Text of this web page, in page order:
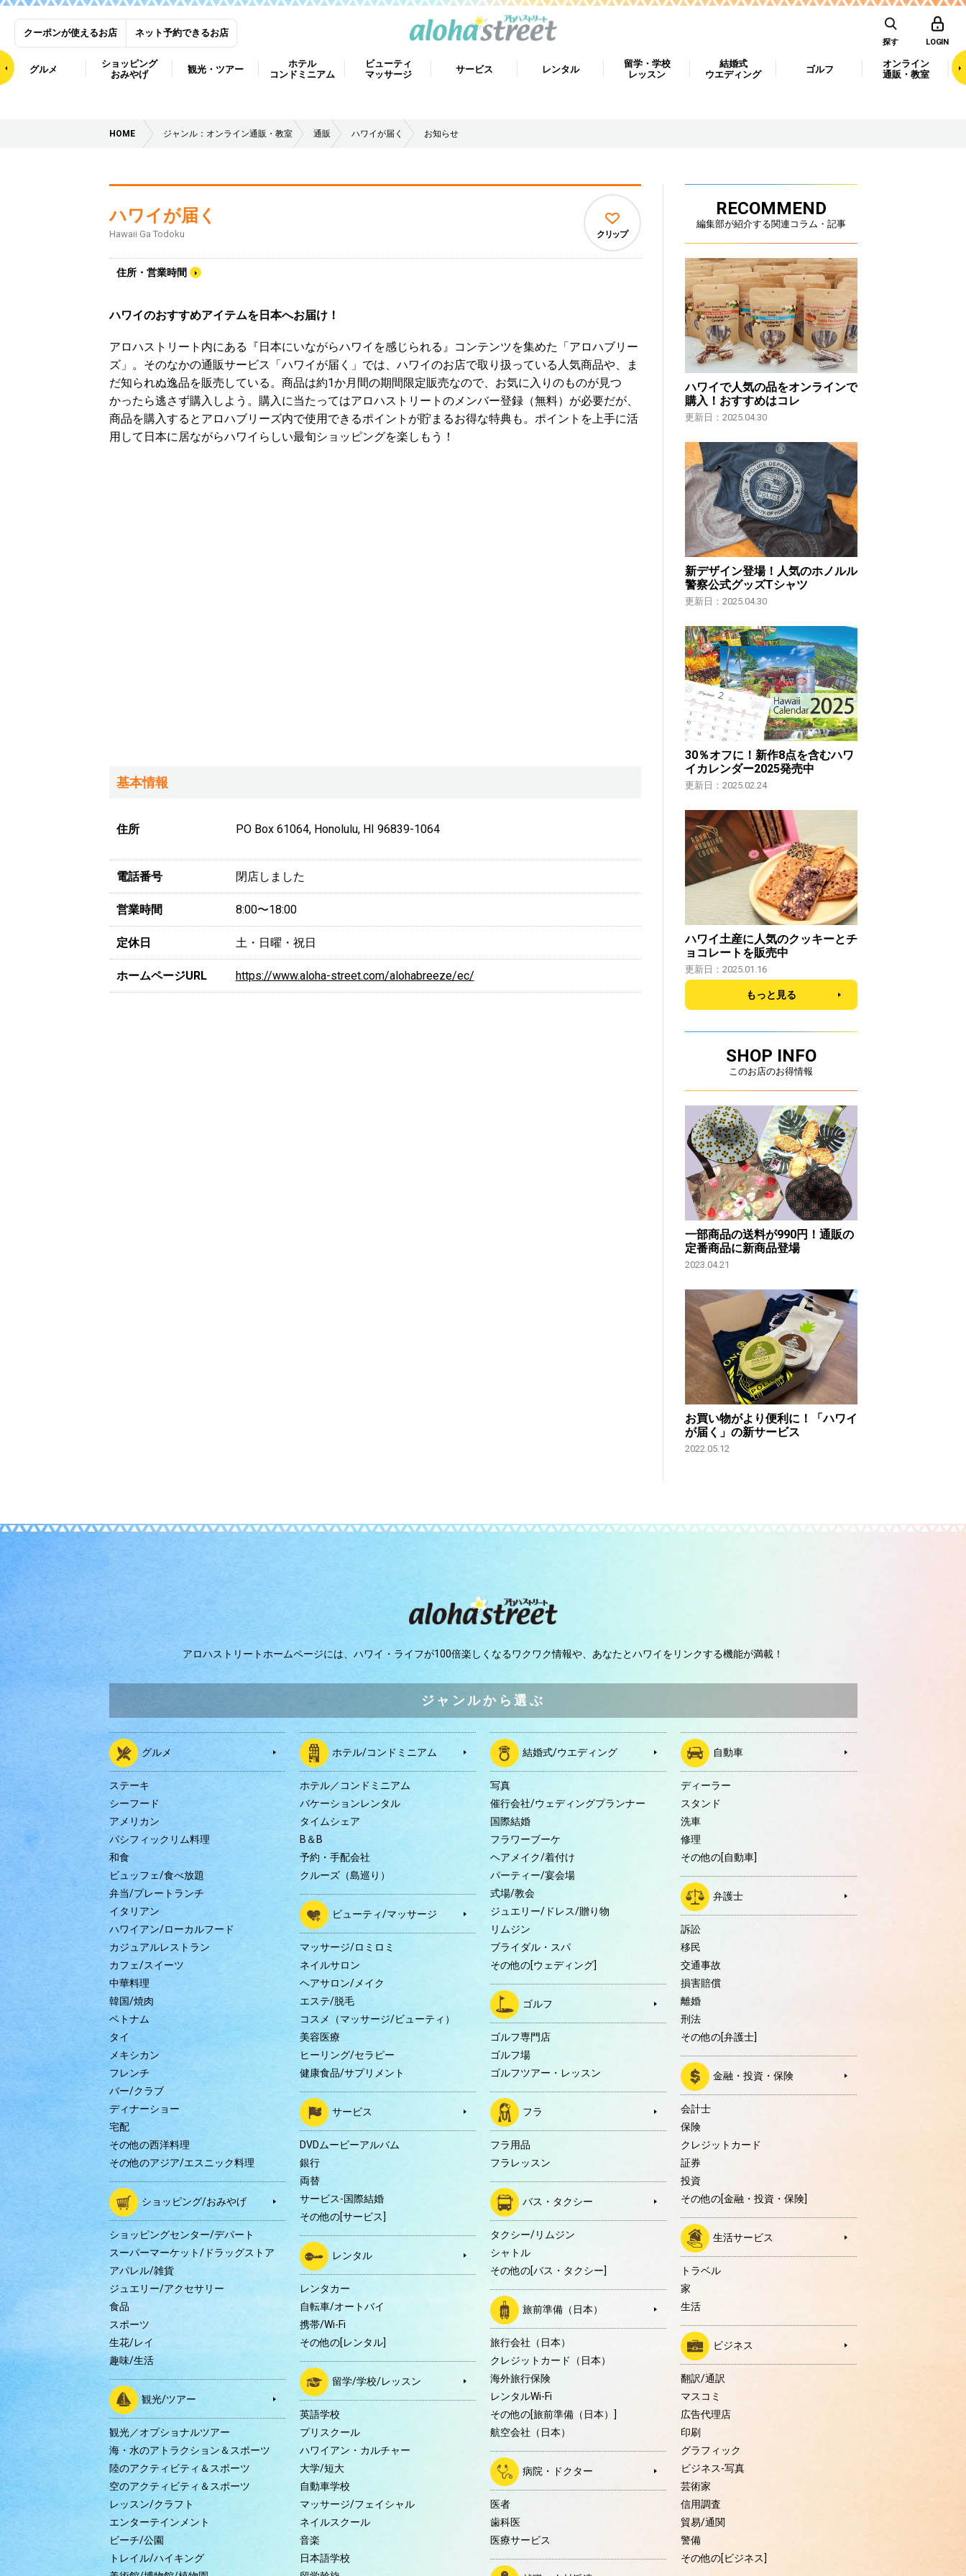
クーポンが使えるお店 ネット予約できるお店
探す LOGIN
グルメ
ショッピング
おみやげ
観光・ツアー
ホテル
コンドミニアム
ビューティ
マッサージ
サービス レンタル
留学・学校
レッスン
結婚式
ウエディング
ゴルフ
オンライン
通販・教室
HOME ジャンル：オンライン通販・教室 通販 ハワイが届く お知らせ
ハワイが届く
Hawaii Ga Todoku
住所・営業時間
クリップ
ハワイのおすすめアイテムを日本へお届け！
アロハストリート内にある『日本にいながらハワイを感じられる』コンテンツを集めた「アロハブリー
ズ」。そのなかの通販サービス「ハワイが届く」では、ハワイのお店で取り扱っている人気商品や、ま
だ知られぬ逸品を販売している。商品は約1か月間の期間限定販売なので、お気に入りのものが見つ
かったら逃さず購入しよう。購入に当たってはアロハストリートのメンバー登録（無料）が必要だが、
商品を購入するとアロハブリーズ内で使用できるポイントが貯まるお得な特典も。ポイントを上手に活
用して日本に居ながらハワイらしい最旬ショッピングを楽しもう！
基本情報
住所 PO Box 61064, Honolulu, HI 96839-1064
電話番号 閉店しました
営業時間 8:00〜18:00
定休日 土・日曜・祝日
ホームページURL https://www.aloha-street.com/alohabreeze/ec/
RECOMMEND
編集部が紹介する関連コラム・記事
ハワイで人気の品をオンラインで
購入！おすすめはコレ
更新日：2025.04.30
新デザイン登場！人気のホノルル
警察公式グッズTシャツ
更新日：2025.04.30
30％オフに！新作8点を含むハワ
イカレンダー2025発売中
更新日：2025.02.24
ハワイ土産に人気のクッキーとチ
ョコレートを販売中
更新日：2025.01.16
もっと見る
SHOP INFO
このお店のお得情報
一部商品の送料が990円！通販の
定番商品に新商品登場
2023.04.21
お買い物がより便利に！「ハワイ
が届く」の新サービス
2022.05.12
アロハストリートホームページには、 ハワイ・ライフが100倍楽しくなるワクワク情報や、 あなたとハワイをリンクする機能が満載！
ジャンルから選ぶ
グルメ
ステーキ
シーフード
アメリカン
パシフィックリム料理
和食
ビュッフェ/食べ放題
弁当/プレートランチ
イタリアン
ハワイアン/ローカルフード
カジュアルレストラン
カフェ/スイーツ
中華料理
韓国/焼肉
ベトナム
タイ
メキシカン
フレンチ
バー/クラブ
ディナーショー
宅配
その他の西洋料理
その他のアジア/エスニック料理
ショッピング/おみやげ
ショッピングセンター/デパート
スーパーマーケット/ドラッグストア
アパレル/雑貨
ジュエリー/アクセサリー
食品
スポーツ
生花/レイ
趣味/生活
観光/ツアー
観光／オプショナルツアー
海・水のアトラクション＆スポーツ
陸のアクティビティ＆スポーツ
空のアクティビティ＆スポーツ
レッスン/クラフト
エンターテインメント
ビーチ/公園
トレイル/ハイキング
ホテル/コンドミニアム
ホテル／コンドミニアム
バケーションレンタル
タイムシェア
B＆B
予約・手配会社
クルーズ（島巡り）
ビューティ/マッサージ
マッサージ/ロミロミ
ネイルサロン
ヘアサロン/メイク
エステ/脱毛
コスメ（マッサージ/ビューティ）
美容医療
ヒーリング/セラピー
健康食品/サプリメント
サービス
DVDムービーアルバム
銀行
両替
サービス-国際結婚
その他の[サービス]
レンタル
レンタカー
自転車/オートバイ
携帯/Wi-Fi
その他の[レンタル]
留学/学校/レッスン
英語学校
プリスクール
ハワイアン・カルチャー
大学/短大
自動車学校
マッサージ/フェイシャル
ネイルスクール
音楽
日本語学校
結婚式/ウエディング
写真
催行会社/ウェディングプランナー
国際結婚
フラワーブーケ
ヘアメイク/着付け
パーティー/宴会場
式場/教会
ジュエリー/ドレス/贈り物
リムジン
ブライダル・スパ
その他の[ウェディング]
ゴルフ
ゴルフ専門店
ゴルフ場
ゴルフツアー・レッスン
フラ
フラ用品
フラレッスン
バス・タクシー
タクシー/リムジン
シャトル
その他の[バス・タクシー]
旅前準備（日本）
旅行会社（日本）
クレジットカード（日本）
海外旅行保険
レンタルWi-Fi
その他の[旅前準備（日本）]
航空会社（日本）
病院・ドクター
医者
歯科医
医療サービス
自動車
ディーラー
スタンド
洗車
修理
その他の[自動車]
弁護士
訴訟
移民
交通事故
損害賠償
離婚
刑法
その他の[弁護士]
金融・投資・保険
会計士
保険
クレジットカード
証券
投資
その他の[金融・投資・保険]
生活サービス
トラベル
家
生活
ビジネス
翻訳/通訳
マスコミ
広告代理店
印刷
グラフィック
ビジネス-写真
芸術家
信用調査
貿易/通関
警備
その他の[ビジネス]